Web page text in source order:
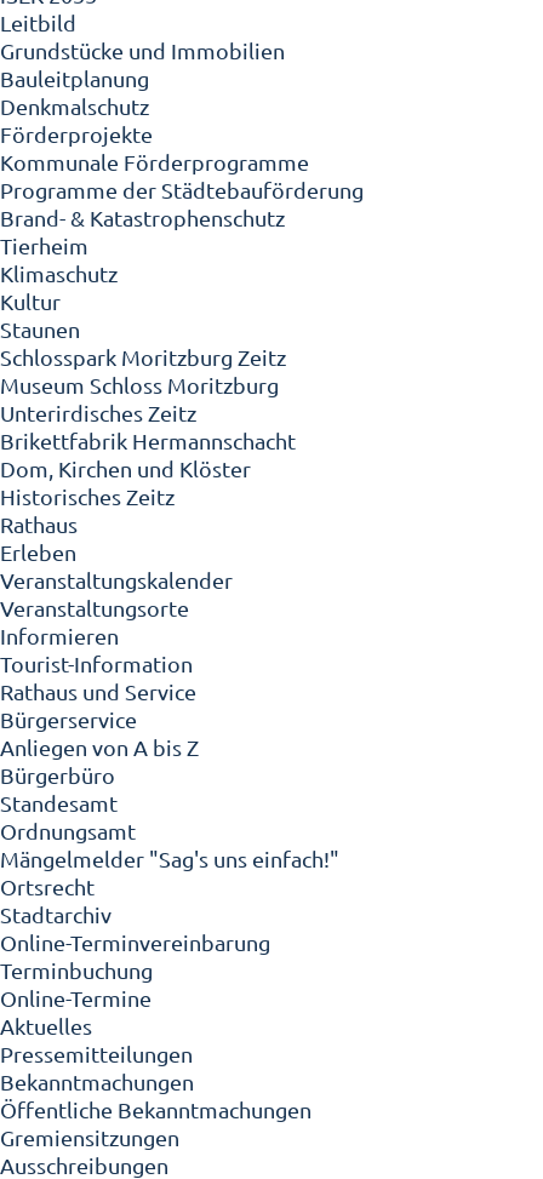
Leitbild
Grundstücke und Immobilien
Bauleitplanung
Denkmalschutz
Förderprojekte
Kommunale Förderprogramme
Programme der Städtebauförderung
Brand- & Katastrophenschutz
Tierheim
Klimaschutz
Kultur
Staunen
Schlosspark Moritzburg Zeitz
Museum Schloss Moritzburg
Unterirdisches Zeitz
Brikettfabrik Hermannschacht
Dom, Kirchen und Klöster
Historisches Zeitz
Rathaus
Erleben
Veranstaltungskalender
Veranstaltungsorte
Informieren
Tourist-Information
Rathaus und Service
Bürgerservice
Anliegen von A bis Z
Bürgerbüro
Standesamt
Ordnungsamt
Mängelmelder "Sag's uns einfach!"
Ortsrecht
Stadtarchiv
Online-Terminvereinbarung
Terminbuchung
Online-Termine
Aktuelles
Pressemitteilungen
Bekanntmachungen
Öffentliche Bekanntmachungen
Gremiensitzungen
Ausschreibungen